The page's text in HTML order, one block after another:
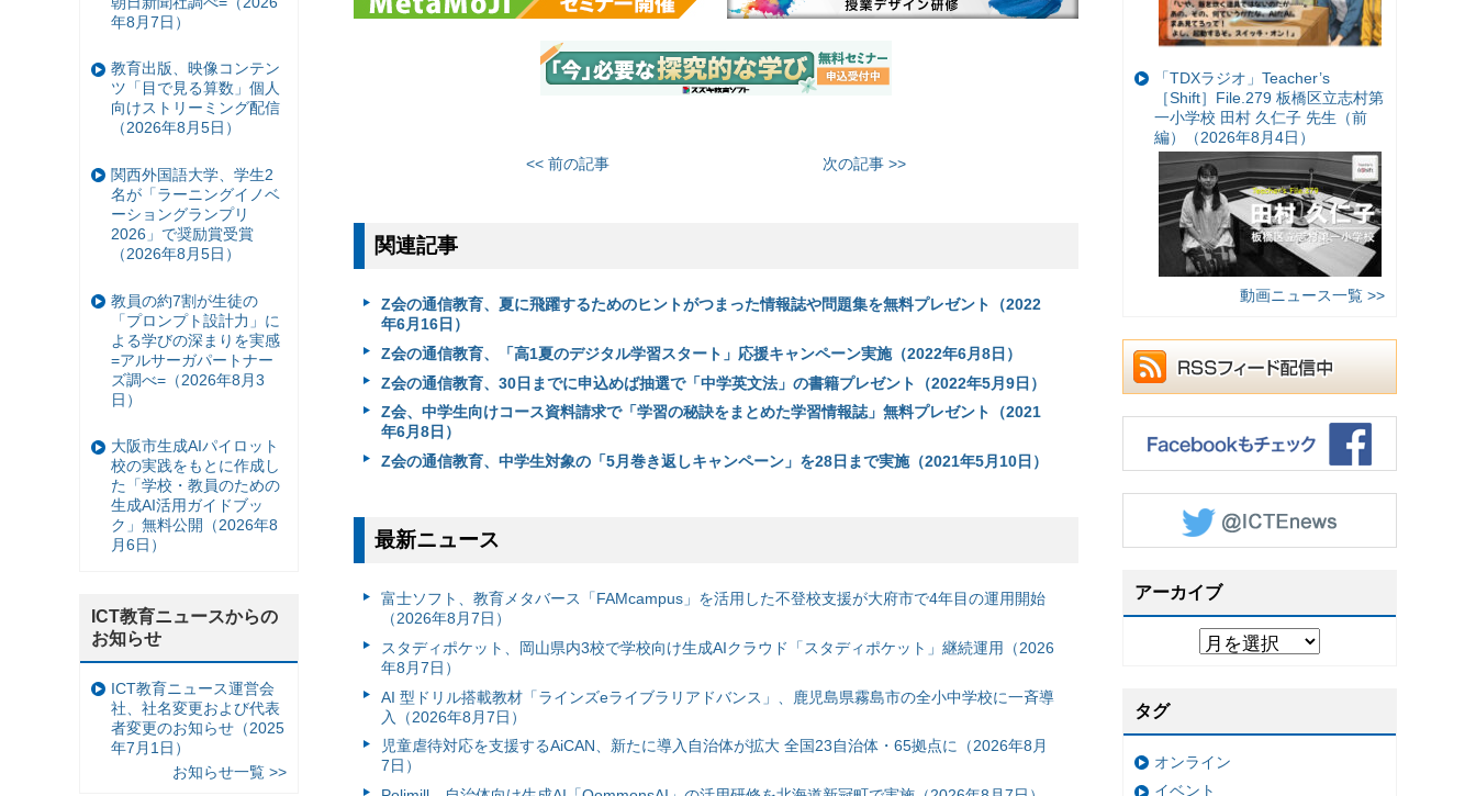
<< 前の記事 次の記事 >>
関連記事
Z会の通信教育、夏に飛躍するためのヒントがつまった情報誌や問題集を無料プレゼント（2022
年6月16日）
Z会の通信教育、「高1夏のデジタル学習スタート」応援キャンペーン実施（2022年6月8日）
Z会の通信教育、30日までに申込めば抽選で「中学英文法」の書籍プレゼント（2022年5月9日）
Z会、中学生向けコース資料請求で「学習の秘訣をまとめた学習情報誌」無料プレゼント（2021
年6月8日）
Z会の通信教育、中学生対象の「5月巻き返しキャンペーン」を28日まで実施（2021年5月10日）
最新ニュース
富⼠ソフト、教育メタバース「FAMcampus」を活用した不登校支援が大府市で4年目の運用開始
（2026年8月7日）
スタディポケット、岡山県内3校で学校向け生成AIクラウド「スタディポケット」継続運用（2026
年8月7日）
AI 型ドリル搭載教材「ラインズeライブラリアドバンス」、鹿児島県霧島市の全小中学校に一斉導
入（2026年8月7日）
児童虐待対応を支援するAiCAN、新たに導入自治体が拡大 全国23自治体・65拠点に（2026年8月
7日）
「TDXラジオ」Teacher’s
［Shift］File.279 板橋区立志村第
一小学校 田村 久仁子 先生（前
編）（2026年8月4日）
動画ニュース一覧 >>
アーカイブ
タグ
オンライン
イベント
年8月7日）
教育出版、映像コンテン
ツ「目で見る算数」個人
向けストリーミング配信
（2026年8月5日）
関西外国語大学、学生2
名が「ラーニングイノベ
ーショングランプリ
2026」で奨励賞受賞
（2026年8月5日）
教員の約7割が生徒の
「プロンプト設計力」に
よる学びの深まりを実感
=アルサーガパートナー
ズ調べ=（2026年8月3
日）
大阪市生成AIパイロット
校の実践をもとに作成し
た「学校・教員のための
生成AI活用ガイドブッ
ク」無料公開（2026年8
月6日）
ICT教育ニュースからの
お知らせ
ICT教育ニュース運営会
社、社名変更および代表
者変更のお知らせ（2025
年7月1日）
お知らせ一覧 >>